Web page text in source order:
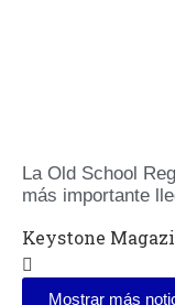
La Old School
más importante
Keystone
Mostrar más